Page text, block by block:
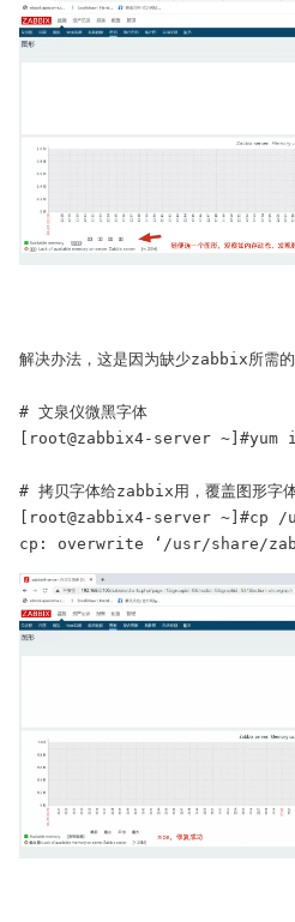
解决办法，这是因为缺少zabbix所需
# 文泉仪微黑字体
[root@zabbix4-server
# 拷贝字体给zabbix用，覆盖图形字
[root@zabbix4-server
cp: overwrite ‘/usr/share/